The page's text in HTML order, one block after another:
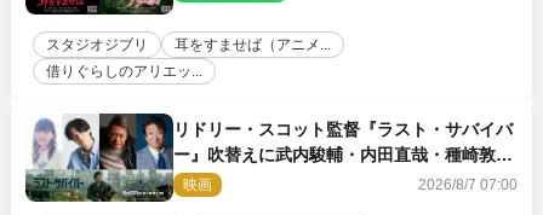
スタジオジブリ
耳をすませば（アニメ...
借りぐらしのアリエッ...
リドリー・スコット監督『ラスト・サバイバ
ー』吹替えに武内駿輔・内田直哉・種崎敦
美・井上和彦ら豪華声優陣が集結！
映画 2026/8/7 07:00